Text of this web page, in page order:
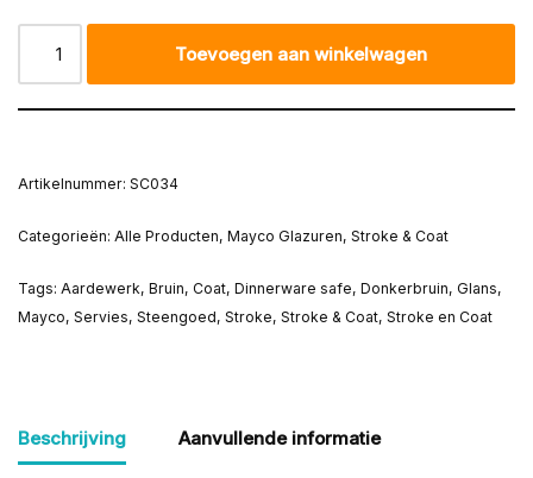
Toevoegen aan winkelwagen
Artikelnummer: SC034
Categorieën: Alle Producten, Mayco Glazuren, Stroke & Coat
Tags: Aardewerk, Bruin, Coat, Dinnerware safe, Donkerbruin, Glans,
Mayco, Servies, Steengoed, Stroke, Stroke & Coat, Stroke en Coat
Beschrijving Aanvullende informatie